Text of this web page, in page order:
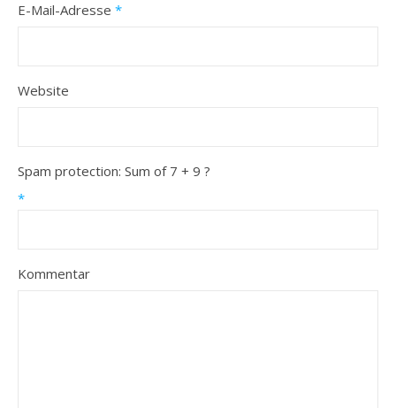
E-Mail-Adresse *
Website
Spam protection: Sum of 7 + 9 ?
*
Kommentar